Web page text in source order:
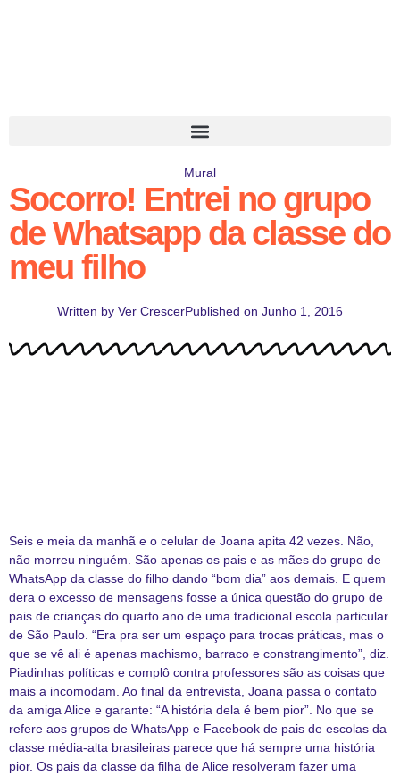
Mural
Socorro! Entrei no grupo
de Whatsapp da classe do
meu filho
Written by Ver CrescerPublished on Junho 1, 2016
Seis e meia da manhã e o celular de Joana apita 42 vezes. Não,
não morreu ninguém. São apenas os pais e as mães do grupo de
WhatsApp da classe do filho dando “bom dia” aos demais. E quem
dera o excesso de mensagens fosse a única questão do grupo de
pais de crianças do quarto ano de uma tradicional escola particular
de São Paulo. “Era pra ser um espaço para trocas práticas, mas o
que se vê ali é apenas machismo, barraco e constrangimento”, diz.
Piadinhas políticas e complô contra professores são as coisas que
mais a incomodam. Ao final da entrevista, Joana passa o contato
da amiga Alice e garante: “A história dela é bem pior”. No que se
refere aos grupos de WhatsApp e Facebook de pais de escolas da
classe média-alta brasileiras parece que há sempre uma história
pior. Os pais da classe da filha de Alice resolveram fazer uma